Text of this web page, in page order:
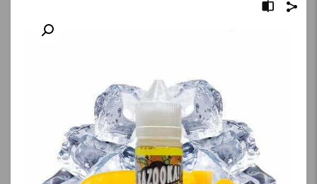
نمایش قیمت ، گزینه های
محصول را از کادر بالا انتخاب
آخرین بروزرسانی
محصول را از کادر بالا انتخاب
کنید.
آخرین بروزرسانی